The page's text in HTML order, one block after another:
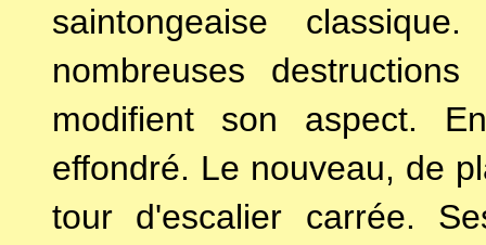
saintongeaise
nombreuses
modifient son aspect.
effondré. Le nouveau, de
tour d'escalier carrée.